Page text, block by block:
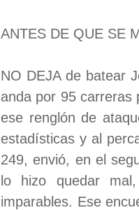
ANTES DE QUE SE
NO DEJA de batear
anda por 95 carreras
ese renglón de
estadísticas y al
249, envió, en el
lo hizo quedar
imparables. Ese